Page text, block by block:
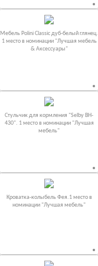
Мебель Polini Classic дуб-белый глянец.
1 место в номинации "Лучшая мебель
& Аксессуары"
Стульчик для кормления "Selby BH-
430". 1 место в номинации "Лучшая
мебель"
Кроватка-колыбель Фея.1 место в
номинации "Лучшая мебель"